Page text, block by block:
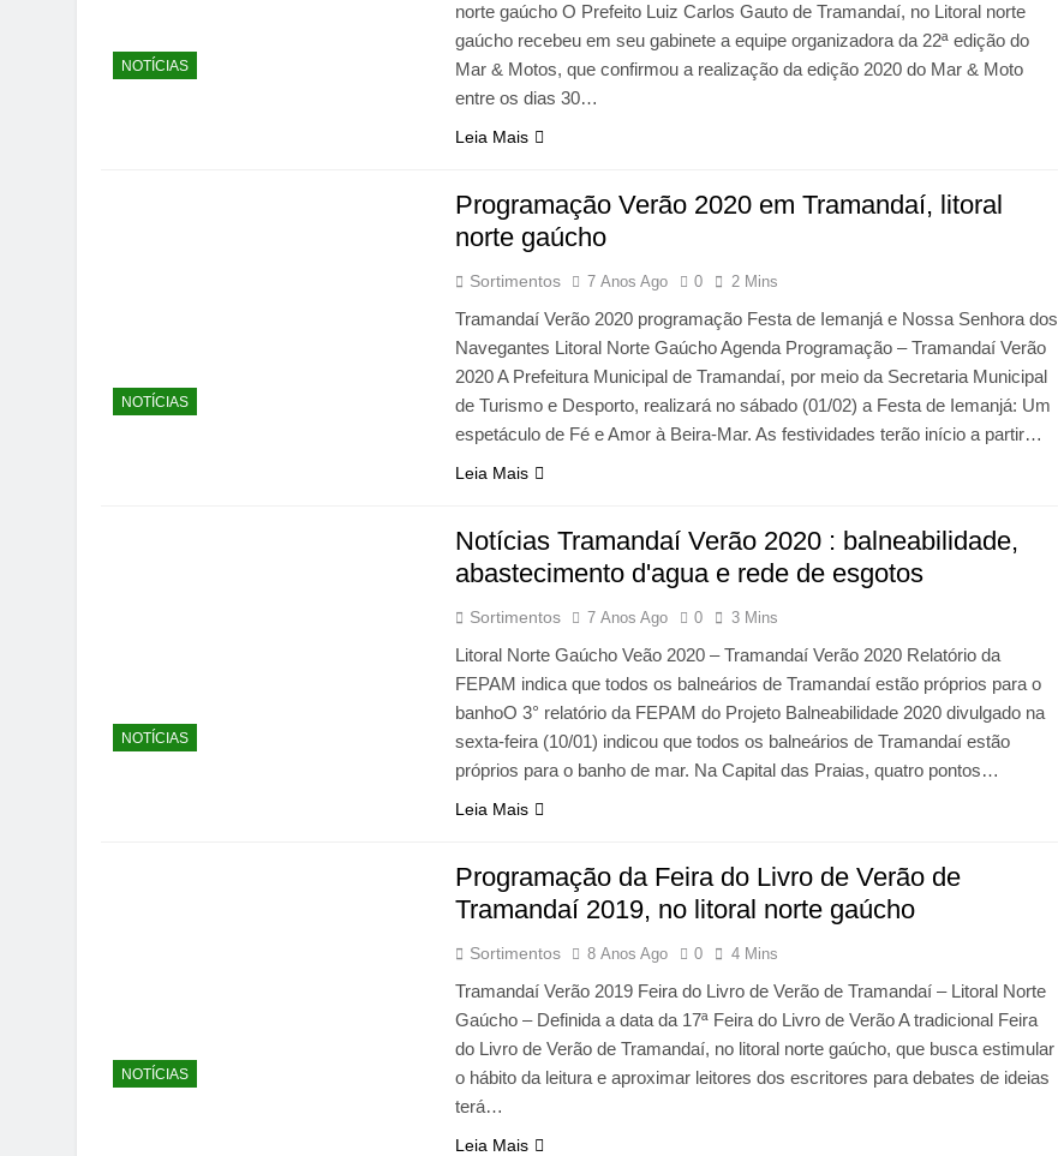
NOTÍCIAS
norte gaúcho O Prefeito Luiz Carlos Gauto de Tramandaí, no Litoral norte
gaúcho recebeu em seu gabinete a equipe organizadora da 22ª edição do
Mar & Motos, que confirmou a realização da edição 2020 do Mar & Moto
entre os dias 30…
Leia Mais
NOTÍCIAS
Programação Verão 2020 em Tramandaí, litoral
norte gaúcho
Sortimentos 7 Anos Ago 0 2 Mins
Tramandaí Verão 2020 programação Festa de Iemanjá e Nossa Senhora dos
Navegantes Litoral Norte Gaúcho Agenda Programação – Tramandaí Verão
2020 A Prefeitura Municipal de Tramandaí, por meio da Secretaria Municipal
de Turismo e Desporto, realizará no sábado (01/02) a Festa de Iemanjá: Um
espetáculo de Fé e Amor à Beira-Mar. As festividades terão início a partir…
Leia Mais
NOTÍCIAS
Notícias Tramandaí Verão 2020 : balneabilidade,
abastecimento d'agua e rede de esgotos
Sortimentos 7 Anos Ago 0 3 Mins
Litoral Norte Gaúcho Veão 2020 – Tramandaí Verão 2020 Relatório da
FEPAM indica que todos os balneários de Tramandaí estão próprios para o
banhoO 3° relatório da FEPAM do Projeto Balneabilidade 2020 divulgado na
sexta-feira (10/01) indicou que todos os balneários de Tramandaí estão
próprios para o banho de mar. Na Capital das Praias, quatro pontos…
Leia Mais
NOTÍCIAS
Programação da Feira do Livro de Verão de
Tramandaí 2019, no litoral norte gaúcho
Sortimentos 8 Anos Ago 0 4 Mins
Tramandaí Verão 2019 Feira do Livro de Verão de Tramandaí – Litoral Norte
Gaúcho – Definida a data da 17ª Feira do Livro de Verão A tradicional Feira
do Livro de Verão de Tramandaí, no litoral norte gaúcho, que busca estimular
o hábito da leitura e aproximar leitores dos escritores para debates de ideias
terá…
Leia Mais